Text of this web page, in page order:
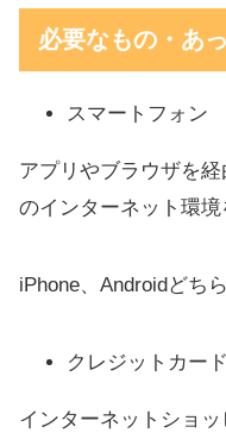
必要なもの・あ
スマートフォン
アプリやブラウザを
のインターネット環境
iPhone、Androidどち
クレジットカード
インターネットショ